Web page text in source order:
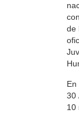
de
En
30
10